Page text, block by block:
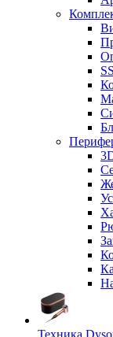
Техника